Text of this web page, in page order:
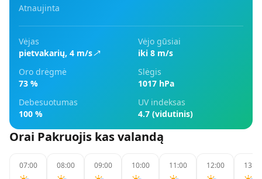
Atnaujinta
Vėjas
pietvakarių, 4 m/s
Vėjo gūsiai
iki 8 m/s
Oro drėgmė
73 %
Slėgis
1017 hPa
Debesuotumas
100 %
UV indeksas
4.7 (vidutinis)
Orai Pakruojis kas valandą
07:00 08:00 09:00 10:00 11:00 12:00 13:00